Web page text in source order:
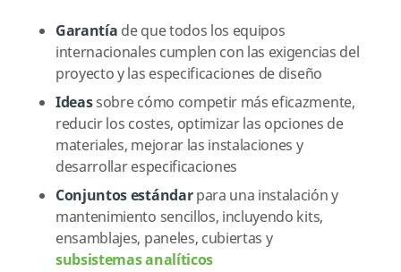
Garantía de que todos los equipos
internacionales cumplen con las exigencias del
proyecto y las especificaciones de diseño
Ideassobre cómo competir más eficazmente,
reducir los costes, optimizar las opciones de
materiales, mejorar las instalaciones y
desarrollar especificaciones
Conjuntos estándarpara una instalación y
mantenimiento sencillos, incluyendo kits,
ensamblajes, paneles, cubiertas y
subsistemas analíticos